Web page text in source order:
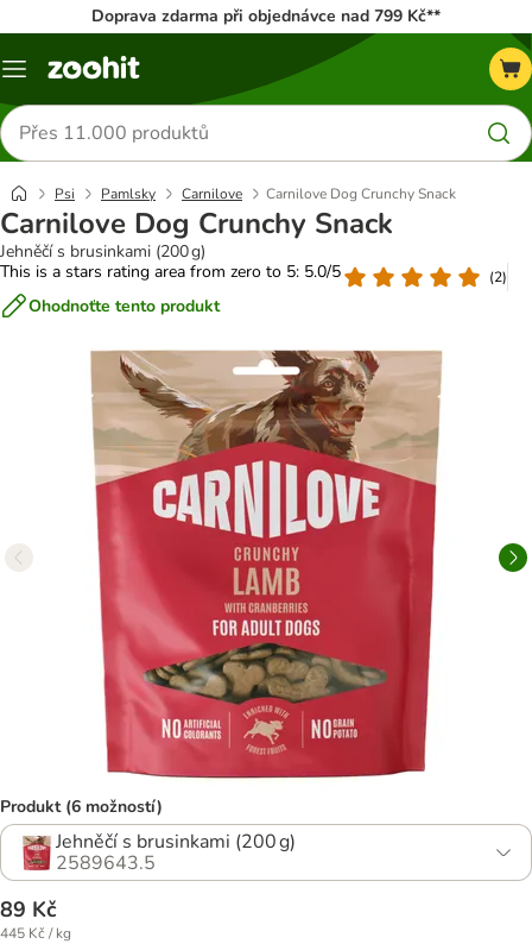
Doprava zdarma při objednávce nad 799 Kč**
Menu
Hledat
produkty
Psi Pamlsky Carnilove Carnilove Dog Crunchy Snack
Carnilove Dog Crunchy Snack
Jehněčí s brusinkami (200 g)
This is a stars rating area from zero to 5: 5.0/5
(2)
Ohodnoťte tento produkt
Produkt (6 možností)
Jehněčí s brusinkami (200 g)
2589643.5
89 Kč
445 Kč / kg